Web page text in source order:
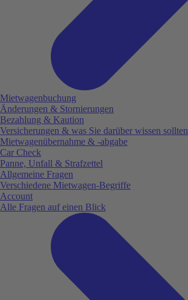
Mietwagenbuchung
Änderungen & Stornierungen
Bezahlung & Kaution
Versicherungen & was Sie darüber wissen sollten
Mietwagenübernahme & -abgabe
Car Check
Panne, Unfall & Strafzettel
Allgemeine Fragen
Verschiedene Mietwagen-Begriffe
Account
Alle Fragen auf einen Blick